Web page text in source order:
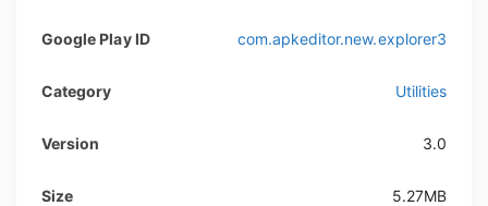
Google Play ID com.apkeditor.new.explorer3
Category Utilities
Version 3.0
Size 5.27MB